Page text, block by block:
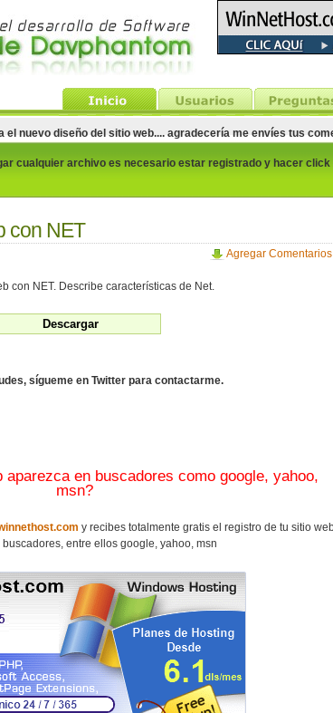
el nuevo diseño del sitio web.... agradecería me envíes tus
cualquier archivo es necesario estar registrado y hacer
con NET
Agregar Comentarios
con NET. Describe características de Net.
sígueme en Twitter para contactarme.
en buscadores como google, yahoo,
msn?
y recibes totalmente gratis el registro de tu sitio
entre ellos google, yahoo, msn